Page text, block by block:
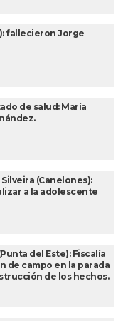
fallecieron Jorge
de salud: María
(Canelones):
a la adolescente
del Este): Fiscalía
de campo en la parada
de los hechos.